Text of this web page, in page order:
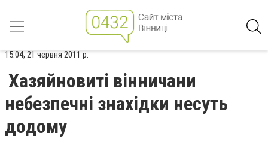
15:04, 21 червня 2011 р.
Хазяйновиті вінничани
небезпечні знахідки несуть
додому